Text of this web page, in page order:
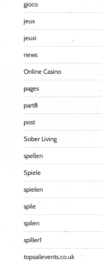
gioco
jeux
jeuxi
news
Online Casino
pages
part8
post
Sober Living
spellen
Spiele
spielen
spile
spilen
spiller1
topsailevents.co.uk